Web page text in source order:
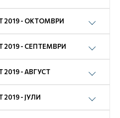
2019 - ОКТОМВРИ
2019 - СЕПТЕМВРИ
2019 - АВГУСТ
- ЈУЛИ